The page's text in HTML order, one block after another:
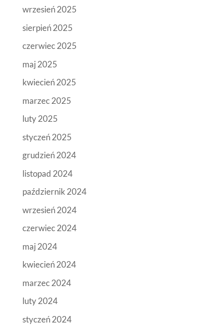
wrzesień 2025
sierpień 2025
czerwiec 2025
maj 2025
kwiecień 2025
marzec 2025
luty 2025
styczeń 2025
grudzień 2024
listopad 2024
październik 2024
wrzesień 2024
czerwiec 2024
maj 2024
kwiecień 2024
marzec 2024
luty 2024
styczeń 2024